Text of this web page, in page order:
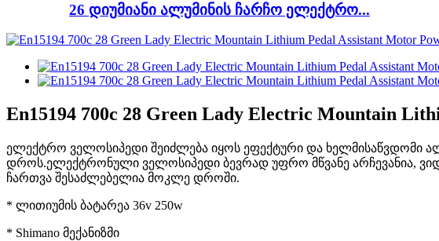
26 დიუმიანი ალუმინის ჩარჩო ელექტრო...
En15194 700c 28 Green Lady Electric Mountain
ელექტრო ველოსიპედი შეიძლება იყოს ეფექტური და ხელმისაწვდომი
დროს.ელექტრონული ველოსიპედი ბევრად უფრო მწვანე არჩევანია,
ჩართვა შესაძლებელია მოკლე დროში.
* ლითიუმის ბატარეა 36v 250w
* Shimano მექანიზმი